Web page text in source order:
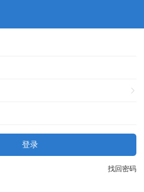
登录
找回密码